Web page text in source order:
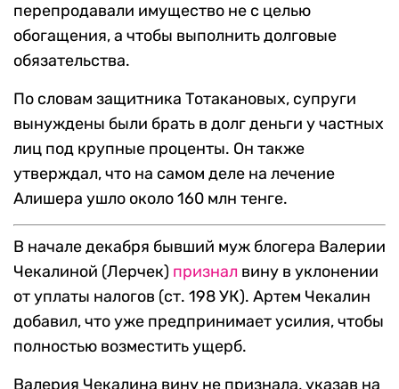
перепродавали имущество не с целью
обогащения, а чтобы выполнить долговые
обязательства.
По словам защитника Тотакановых, супруги
вынуждены были брать в долг деньги у частных
лиц под крупные проценты. Он также
утверждал, что на самом деле на лечение
Алишера ушло около 160 млн тенге.
В начале декабря бывший муж блогера Валерии
Чекалиной (Лерчек) признал вину в уклонении
от уплаты налогов (ст. 198 УК). Артем Чекалин
добавил, что уже предпринимает усилия, чтобы
полностью возместить ущерб.
Валерия Чекалина вину не признала, указав на